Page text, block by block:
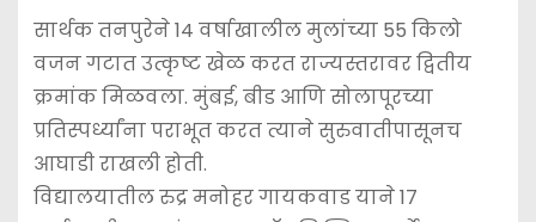
सार्थक तनपुरेने 14 वर्षाखालील मुलांच्या 55 किलो
वजन गटात उत्कृष्ट खेळ करत राज्यस्तरावर द्वितीय
क्रमांक मिळवला. मुंबई, बीड आणि सोलापूरच्या
प्रतिस्पर्ध्यांना पराभूत करत त्याने सुरुवातीपासूनच
आघाडी राखली होती.
विद्यालयातील रुद्र मनोहर गायकवाड याने 17